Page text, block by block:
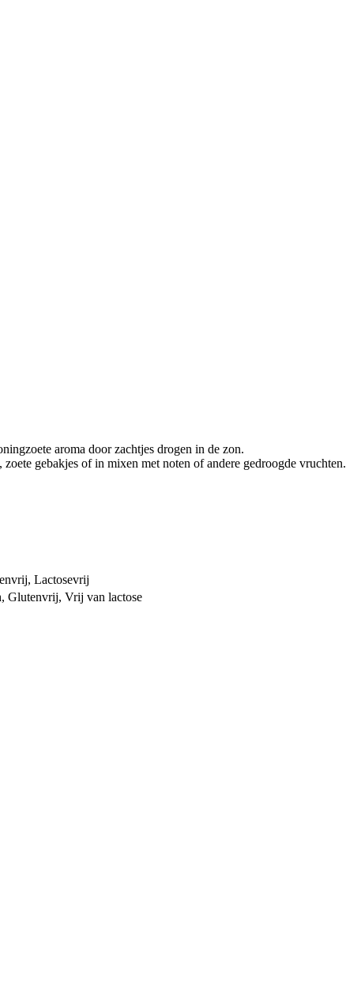
aroma door zachtjes drogen in de zon.
gebakjes of in mixen met noten of andere gedroogde vruchten.
Lactosevrij
Glutenvrij, Vrij van lactose